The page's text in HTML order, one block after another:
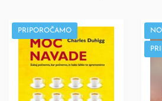
PRIPOROČAMO